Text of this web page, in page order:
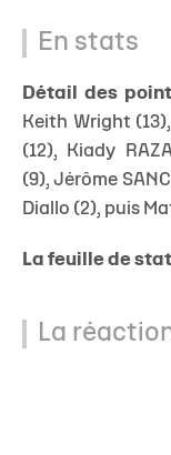
En stats
Détail des
Keith Wright
(12), Kiady
(9), Jérôme
Diallo (2), puis
La feuille de
La